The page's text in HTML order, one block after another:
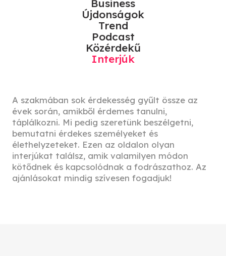
Business
Újdonságok
Trend
Podcast
Közérdekű
Interjúk
A szakmában sok érdekesség gyűlt össze az
évek során, amikből érdemes tanulni,
táplálkozni. Mi pedig szeretünk beszélgetni,
bemutatni érdekes személyeket és
élethelyzeteket. Ezen az oldalon olyan
interjúkat találsz, amik valamilyen módon
kötődnek és kapcsolódnak a fodrászathoz. Az
ajánlásokat mindig szívesen fogadjuk!